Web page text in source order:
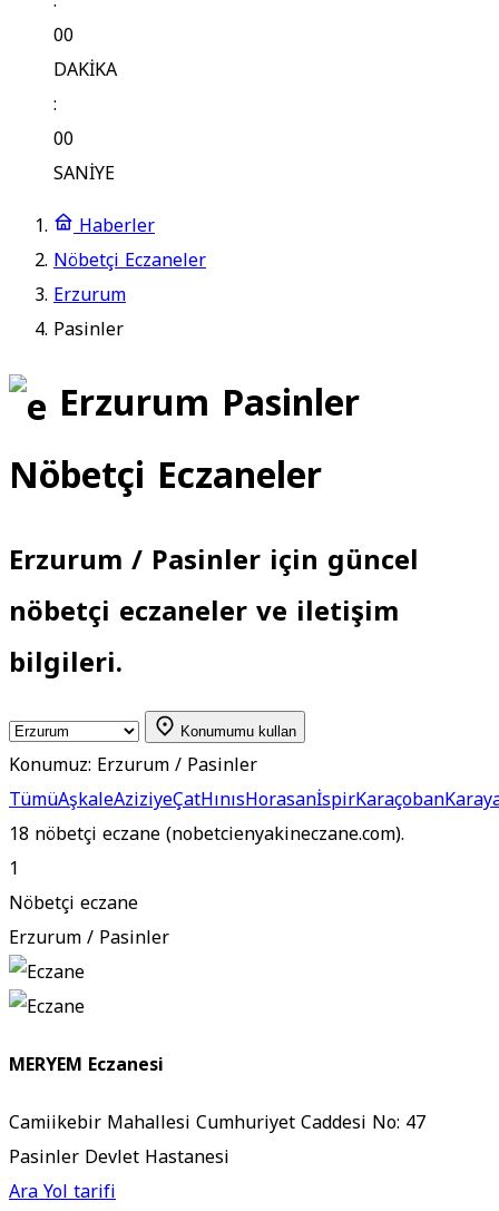
00
DAKİKA
:
00
SANİYE
Haberler
Nöbetçi Eczaneler
Erzurum
Pasinler
Erzurum Pasinler
Nöbetçi Eczaneler
Erzurum / Pasinler için güncel
nöbetçi eczaneler ve iletişim
bilgileri.
Konumumu kullan
Konumuz: Erzurum / Pasinler
TümüAşkaleAziziyeÇatHınısHorasanİspirKaraçoban
18 nöbetçi eczane (nobetcienyakineczane.com).
1
Nöbetçi eczane
Erzurum / Pasinler
MERYEM Eczanesi
Camiikebir Mahallesi Cumhuriyet Caddesi No: 47
Pasinler Devlet Hastanesi
AraYol tarifi